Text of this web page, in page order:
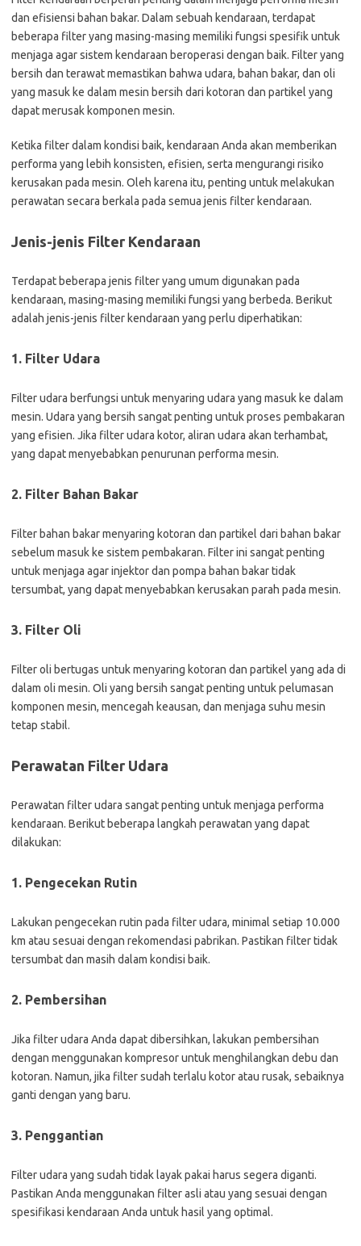
dan efisiensi bahan bakar. Dalam sebuah kendaraan, terdapat
beberapa filter yang masing-masing memiliki fungsi spesifik untuk
menjaga agar sistem kendaraan beroperasi dengan baik. Filter yang
bersih dan terawat memastikan bahwa udara, bahan bakar, dan oli
yang masuk ke dalam mesin bersih dari kotoran dan partikel yang
dapat merusak komponen mesin.
Ketika filter dalam kondisi baik, kendaraan Anda akan memberikan
performa yang lebih konsisten, efisien, serta mengurangi risiko
kerusakan pada mesin. Oleh karena itu, penting untuk melakukan
perawatan secara berkala pada semua jenis filter kendaraan.
Jenis-jenis Filter Kendaraan
Terdapat beberapa jenis filter yang umum digunakan pada
kendaraan, masing-masing memiliki fungsi yang berbeda. Berikut
adalah jenis-jenis filter kendaraan yang perlu diperhatikan:
1. Filter Udara
Filter udara berfungsi untuk menyaring udara yang masuk ke dalam
mesin. Udara yang bersih sangat penting untuk proses pembakaran
yang efisien. Jika filter udara kotor, aliran udara akan terhambat,
yang dapat menyebabkan penurunan performa mesin.
2. Filter Bahan Bakar
Filter bahan bakar menyaring kotoran dan partikel dari bahan bakar
sebelum masuk ke sistem pembakaran. Filter ini sangat penting
untuk menjaga agar injektor dan pompa bahan bakar tidak
tersumbat, yang dapat menyebabkan kerusakan parah pada mesin.
3. Filter Oli
Filter oli bertugas untuk menyaring kotoran dan partikel yang ada di
dalam oli mesin. Oli yang bersih sangat penting untuk pelumasan
komponen mesin, mencegah keausan, dan menjaga suhu mesin
tetap stabil.
Perawatan Filter Udara
Perawatan filter udara sangat penting untuk menjaga performa
kendaraan. Berikut beberapa langkah perawatan yang dapat
dilakukan:
1. Pengecekan Rutin
Lakukan pengecekan rutin pada filter udara, minimal setiap 10.000
km atau sesuai dengan rekomendasi pabrikan. Pastikan filter tidak
tersumbat dan masih dalam kondisi baik.
2. Pembersihan
Jika filter udara Anda dapat dibersihkan, lakukan pembersihan
dengan menggunakan kompresor untuk menghilangkan debu dan
kotoran. Namun, jika filter sudah terlalu kotor atau rusak, sebaiknya
ganti dengan yang baru.
3. Penggantian
Filter udara yang sudah tidak layak pakai harus segera diganti.
Pastikan Anda menggunakan filter asli atau yang sesuai dengan
spesifikasi kendaraan Anda untuk hasil yang optimal.